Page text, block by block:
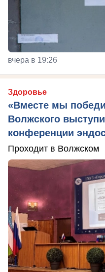
вчера в 19:26
Здоровье
«Вместе мы
Волжского
конференции
Проходит в Волжском